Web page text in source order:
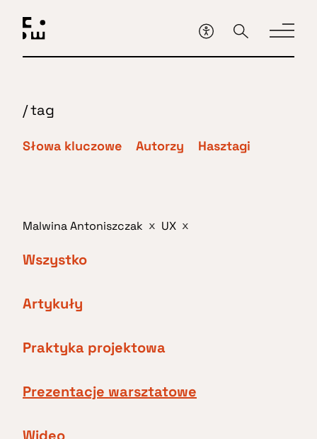
głównej
treści
/tag
Słowa kluczowe Autorzy Hasztagi
Malwina Antoniszczak x UX x
Wszystko
Artykuły
Praktyka projektowa
Prezentacje warsztatowe
Wideo